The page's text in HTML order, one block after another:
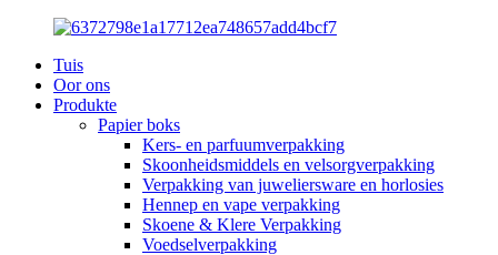
Tuis
Oor ons
Produkte
Papier boks
Kers- en parfuumverpakking
Skoonheidsmiddels en velsorgverpakking
Verpakking van juweliersware en horlosies
Hennep en vape verpakking
Skoene & Klere Verpakking
Voedselverpakking